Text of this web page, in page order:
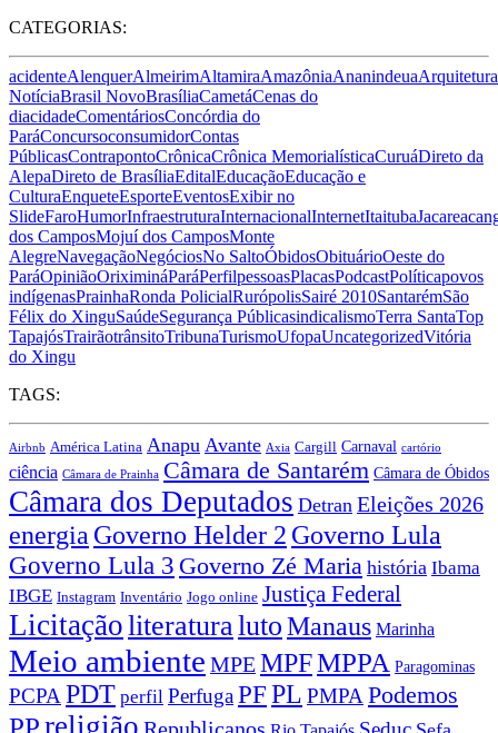
CATEGORIAS:
acidenteAlenquerAlmeirimAltamiraAmazôniaAnanindeuaArquitetura
NotíciaBrasil NovoBrasíliaCametáCenas do
diacidadeComentáriosConcórdia do
ParáConcursoconsumidorContas
PúblicasContrapontoCrônicaCrônica MemorialísticaCuruáDireto da
AlepaDireto de BrasíliaEditalEducaçãoEducação e
CulturaEnqueteEsporteEventosExibir no
SlideFaroHumorInfraestruturaInternacionalInternetItaituba
dos CamposMojuí dos CamposMonte
AlegreNavegaçãoNegóciosNo SaltoÓbidosObituárioOeste do
ParáOpiniãoOriximináParáPerfilpessoasPlacasPodcastPolíticapovos
indígenasPrainhaRonda PolicialRurópolisSairé 2010SantarémSão
Félix do XinguSaúdeSegurança PúblicasindicalismoTerra SantaTop
TapajósTrairãotrânsitoTribunaTurismoUfopaUncategorizedVitória
do Xingu
TAGS:
Airbnb América Latina Anapu Avante Axia Cargill Carnaval cartório
ciência Câmara de Prainha Câmara de Santarém Câmara de Óbidos
Câmara dos Deputados Detran Eleições 2026
energia Governo Helder 2 Governo Lula
Governo Lula 3 Governo Zé Maria história Ibama
IBGE Instagram Inventário Jogo online Justiça Federal
Licitaçãoliteratura lutoManaus Marinha
Meio ambiente MPEMPFMPPA Paragominas
PCPA PDT perfil PerfugaPFPL PMPA Podemos
PPreligião